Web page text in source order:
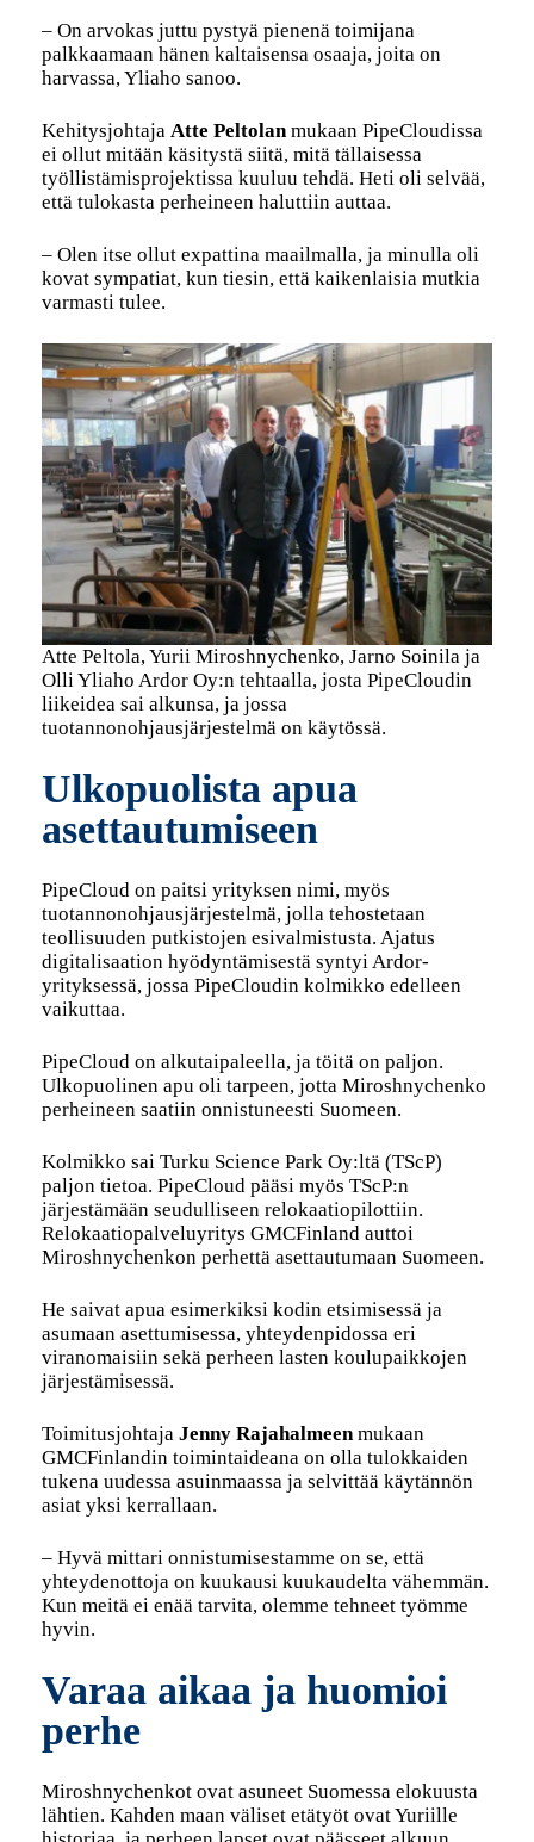
– On arvokas juttu pystyä pienenä toimijana
palkkaamaan hänen kaltaisensa osaaja, joita on
harvassa, Yliaho sanoo.
Kehitysjohtaja Atte Peltolanmukaan PipeCloudissa
ei ollut mitään käsitystä siitä, mitä tällaisessa
työllistämisprojektissa kuuluu tehdä. Heti oli selvää,
että tulokasta perheineen haluttiin auttaa.
– Olen itse ollut expattina maailmalla, ja minulla oli
kovat sympatiat, kun tiesin, että kaikenlaisia mutkia
varmasti tulee.
Atte Peltola, Yurii Miroshnychenko, Jarno Soinila ja
Olli Yliaho Ardor Oy:n tehtaalla, josta PipeCloudin
liikeidea sai alkunsa, ja jossa
tuotannonohjausjärjestelmä on käytössä.
Ulkopuolista apua
asettautumiseen
PipeCloud on paitsi yrityksen nimi, myös
tuotannonohjausjärjestelmä, jolla tehostetaan
teollisuuden putkistojen esivalmistusta. Ajatus
digitalisaation hyödyntämisestä syntyi Ardor-
yrityksessä, jossa PipeCloudin kolmikko edelleen
vaikuttaa.
PipeCloud on alkutaipaleella, ja töitä on paljon.
Ulkopuolinen apu oli tarpeen, jotta Miroshnychenko
perheineen saatiin onnistuneesti Suomeen.
Kolmikko sai Turku Science Park Oy:ltä (TScP)
paljon tietoa. PipeCloud pääsi myös TScP:n
järjestämään seudulliseen relokaatiopilottiin.
Relokaatiopalveluyritys GMCFinland auttoi
Miroshnychenkon perhettä asettautumaan Suomeen.
He saivat apua esimerkiksi kodin etsimisessä ja
asumaan asettumisessa, yhteydenpidossa eri
viranomaisiin sekä perheen lasten koulupaikkojen
järjestämisessä.
Toimitusjohtaja Jenny Rajahalmeenmukaan
GMCFinlandin toimintaideana on olla tulokkaiden
tukena uudessa asuinmaassa ja selvittää käytännön
asiat yksi kerrallaan.
– Hyvä mittari onnistumisestamme on se, että
yhteydenottoja on kuukausi kuukaudelta vähemmän.
Kun meitä ei enää tarvita, olemme tehneet työmme
hyvin.
Varaa aikaa ja huomioi
perhe
Miroshnychenkot ovat asuneet Suomessa elokuusta
lähtien. Kahden maan väliset etätyöt ovat Yuriille